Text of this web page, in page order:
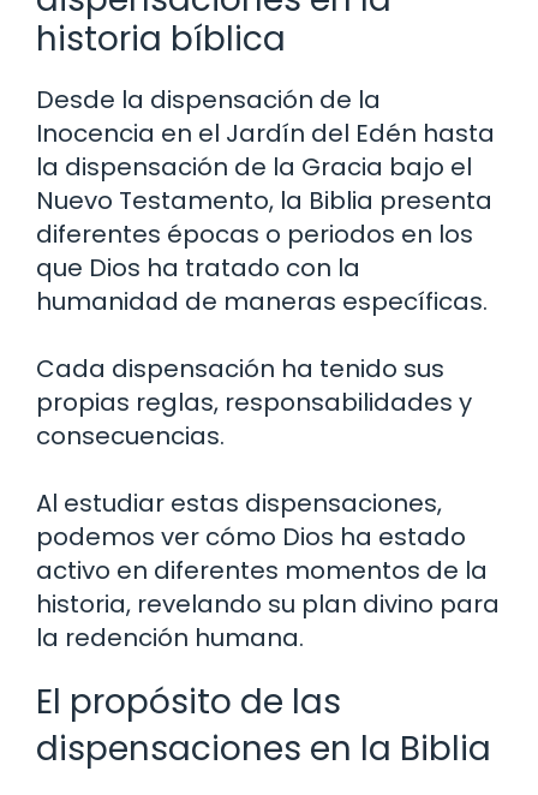
historia bíblica
Desde la dispensación de la
Inocencia en el Jardín del Edén hasta
la dispensación de la Gracia bajo el
Nuevo Testamento, la Biblia presenta
diferentes épocas o periodos en los
que Dios ha tratado con la
humanidad de maneras específicas.
Cada dispensación ha tenido sus
propias reglas, responsabilidades y
consecuencias.
Al estudiar estas dispensaciones,
podemos ver cómo Dios ha estado
activo en diferentes momentos de la
historia, revelando su plan divino para
la redención humana.
El propósito de las
dispensaciones en la Biblia